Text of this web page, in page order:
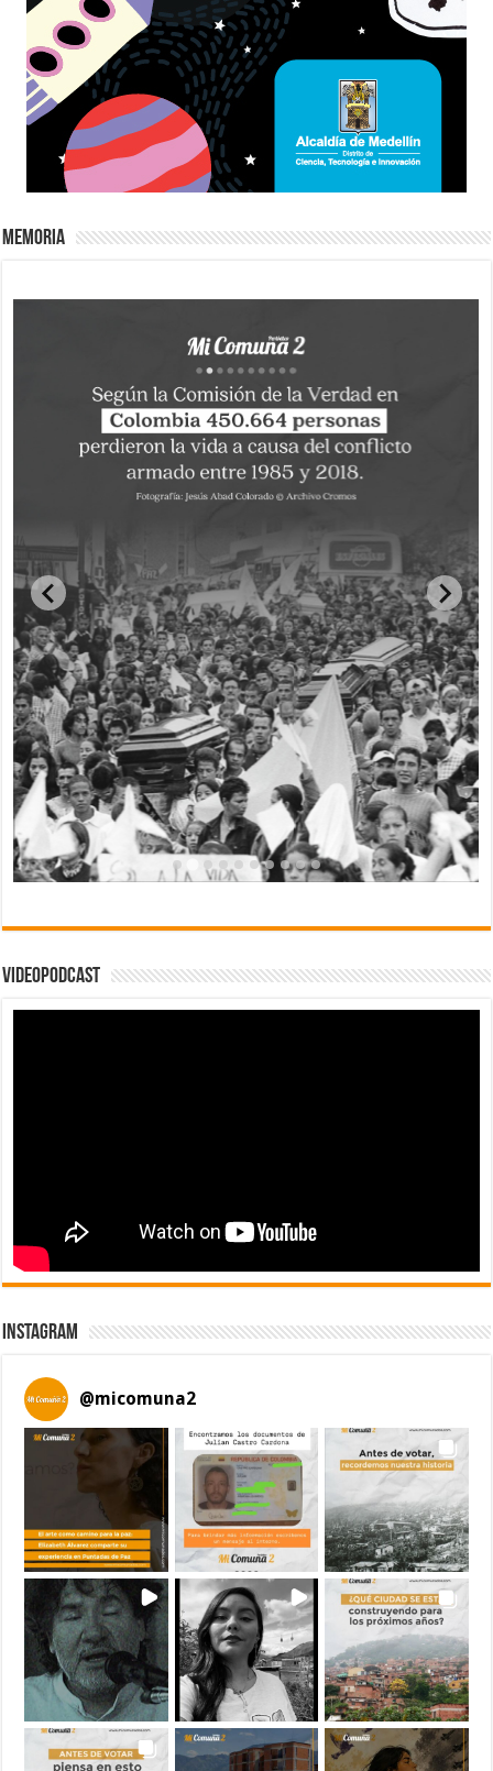
Memoria
Videopodcast
Instagram
@micomuna2